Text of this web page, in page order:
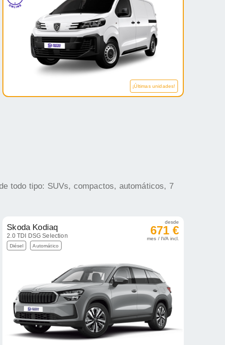
¡Últimas unidades!
todo tipo: SUVs, compactos, automáticos, 7
Skoda Kodiaq
2.0 TDI DSG Selection
Diésel Automático
desde
671 €
mes / IVA incl.